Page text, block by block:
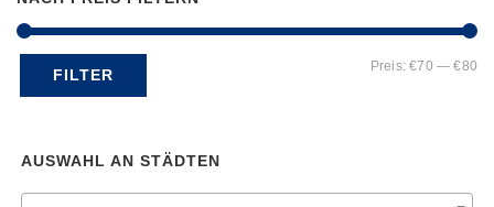
FILTER Preis:€70 —€80
AUSWAHL AN STÄDTEN